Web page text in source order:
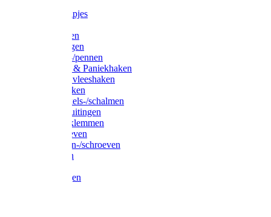
Simplexknipjes
Sleutelringen
Gelaste ringen
Borgveren-/pennen
Musketons & Paniekhaken
S-haken & vleeshaken
Karabijnhaken
Noodschakels-/schalmen
Harp-/D-sluitingen
Staaldraadklemmen
Spanschroeven
Ringmoeren-/schroeven
Puntkousen
Aanlegringen